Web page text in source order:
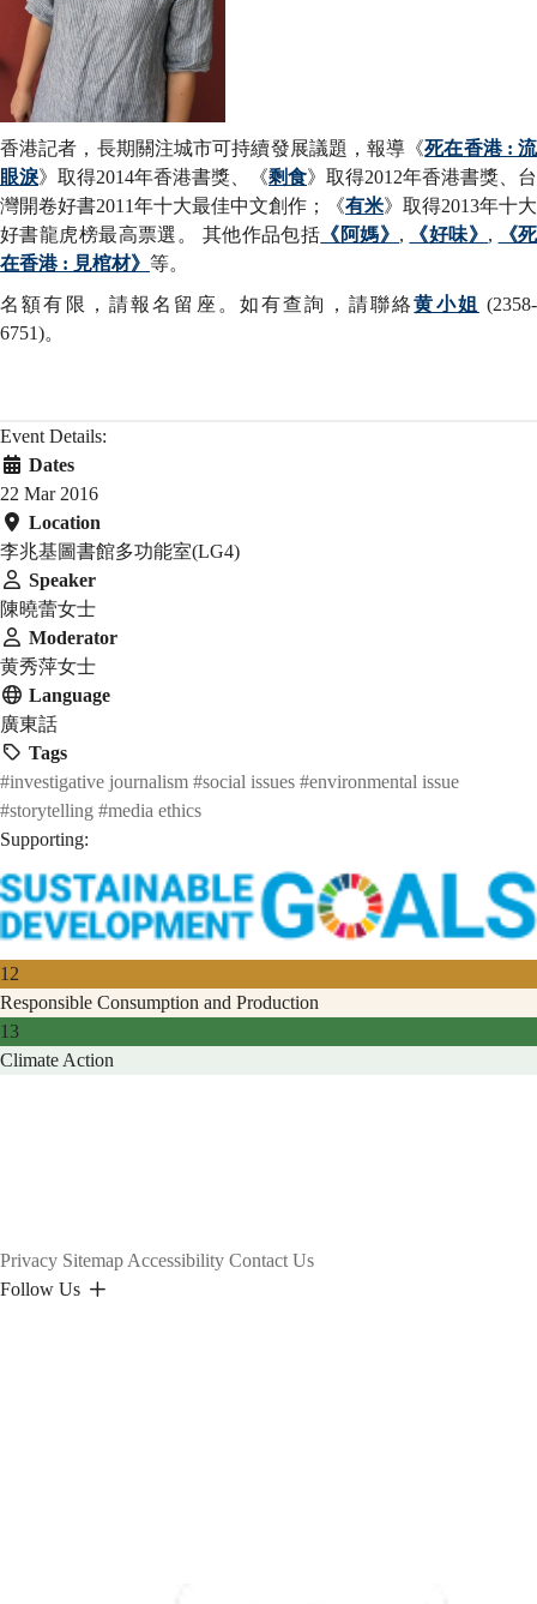
香港記者，長期關注城市可持續發展議題，報導《死在香港 : 流
眼淚》取得2014年香港書獎、《剩食》取得2012年香港書獎、台
灣開卷好書2011年十大最佳中文創作；《有米》取得2013年十大
好書龍虎榜最高票選。 其他作品包括 《阿媽》 , 《好味》 ,
《死
在香港 : 見棺材》 等。
名額有限，請報名留座 。如有查詢，請聯絡黄小姐
(2358-
6751)。
Event Details:
Dates
22 Mar 2016
Location
李兆基圖書館多功能室(LG4)
Speaker
陳曉蕾女士
Moderator
黄秀萍女士
Language
廣東話
Tags
#investigative journalism #social issues #environmental issue
#storytelling #media ethics
Supporting:
12
Responsible Consumption and Production
13
Climate Action
Privacy Sitemap Accessibility Contact Us
Follow Us